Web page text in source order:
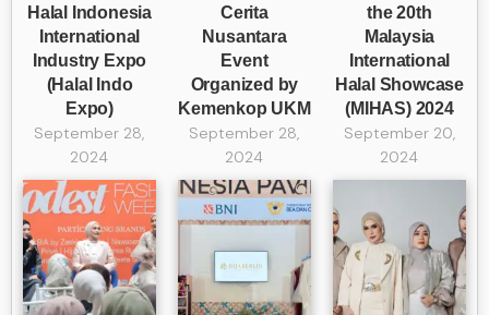
Halal Indonesia
International
Industry Expo
(Halal Indo
Expo)
September 28,
2024
Cerita
Nusantara
Event
Organized by
Kemenkop UKM
September 28,
2024
the 20th
Malaysia
International
Halal Showcase
(MIHAS) 2024
September 20,
2024